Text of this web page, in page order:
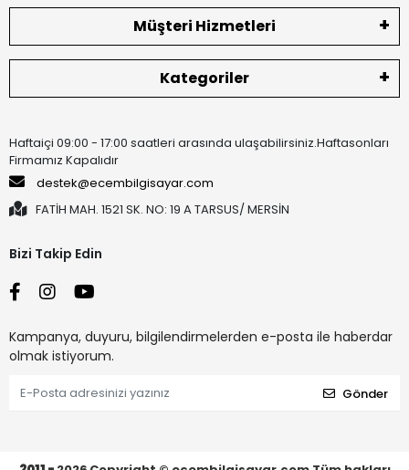
Müşteri Hizmetleri
Kategoriler
Haftaiçi 09:00 - 17:00 saatleri arasında ulaşabilirsiniz.Haftasonları
Firmamız Kapalıdır
destek@ecembilgisayar.com
FATİH MAH. 1521 SK. NO: 19 A TARSUS/ MERSİN
Bizi Takip Edin
Kampanya, duyuru, bilgilendirmelerden e-posta ile haberdar
olmak istiyorum.
Gönder